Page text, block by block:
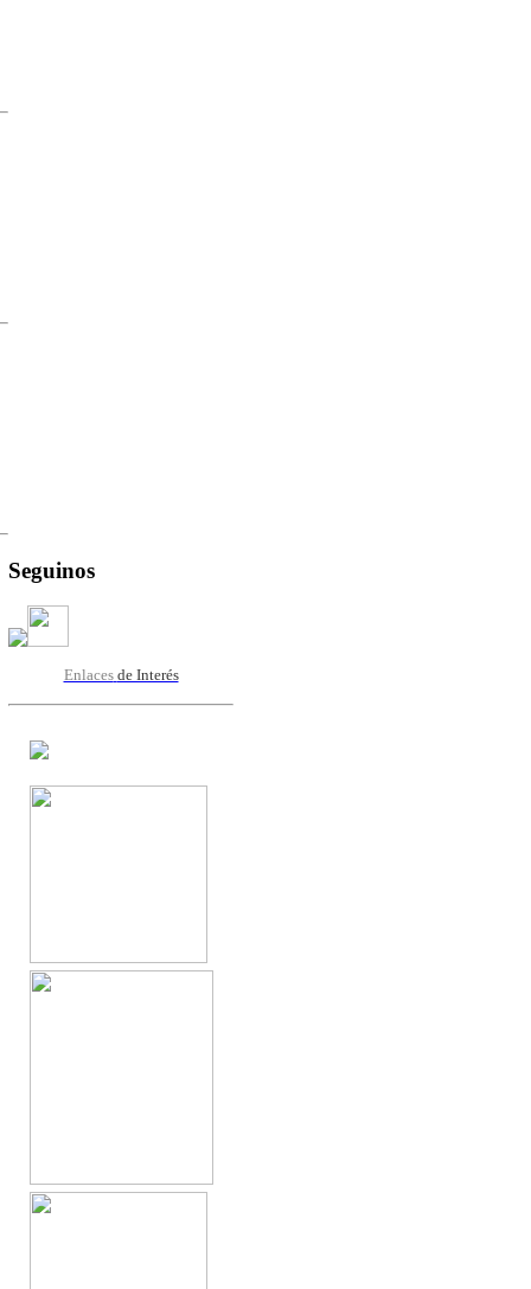
Seguinos
Enlaces de Interés